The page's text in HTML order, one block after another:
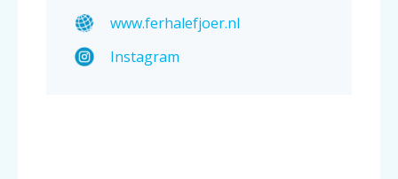
www.ferhalefjoer.nl
Instagram